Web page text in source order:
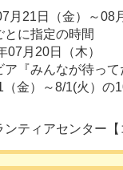
月21日（金）～08
とに指定の時間
07月20日（木）
ア『みんなが待っ
金）～8/1(火）の
ティアセンター【